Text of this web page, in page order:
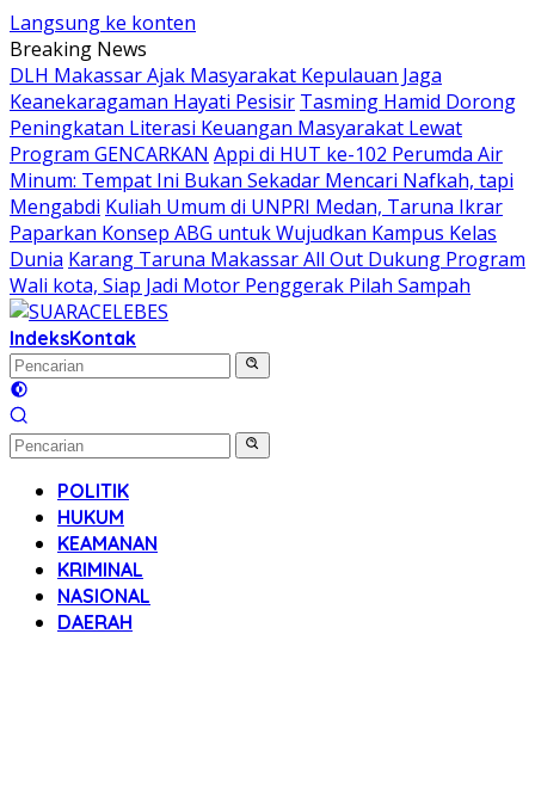
Langsung ke konten
Breaking News
DLH Makassar Ajak Masyarakat Kepulauan Jaga
Keanekaragaman Hayati Pesisir Tasming Hamid Dorong
Peningkatan Literasi Keuangan Masyarakat Lewat
Program GENCARKAN Appi di HUT ke-102 Perumda Air
Minum: Tempat Ini Bukan Sekadar Mencari Nafkah, tapi
Mengabdi Kuliah Umum di UNPRI Medan, Taruna Ikrar
Paparkan Konsep ABG untuk Wujudkan Kampus Kelas
Dunia Karang Taruna Makassar All Out Dukung Program
Wali kota, Siap Jadi Motor Penggerak Pilah Sampah
IndeksKontak
POLITIK
HUKUM
KEAMANAN
KRIMINAL
NASIONAL
DAERAH